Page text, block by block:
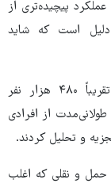
پیچیده‌تری از
دلیل است که شاید
برای این مطالعه، محققان داده‌های مربوط به تقریباً ۴۸۰ هزار نفر
از افرادی
و تحلیل کردند.
حمل و نقلی که اغلب